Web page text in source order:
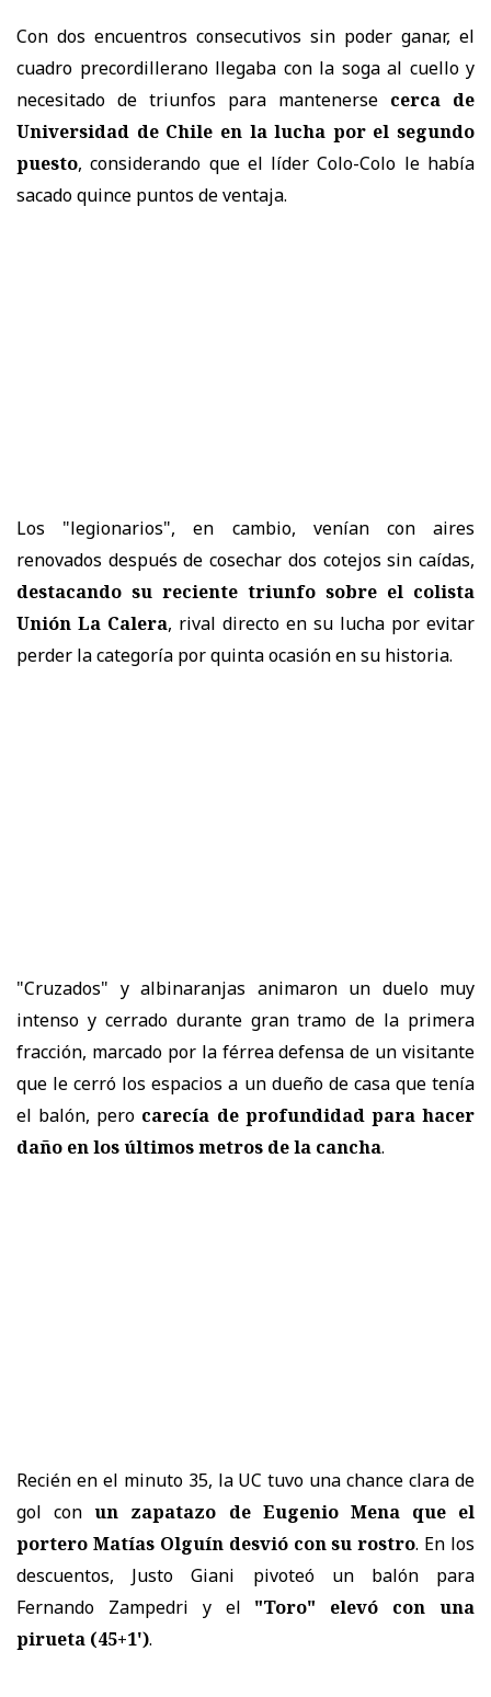
Con dos encuentros consecutivos sin poder ganar, el
cuadro precordillerano llegaba con la soga al cuello y
necesitado de triunfos para mantenerse cerca de
Universidad de Chile en la lucha por el segundo
puesto, considerando que el líder Colo-Colo le había
sacado quince puntos de ventaja.
Los "legionarios", en cambio, venían con aires
renovados después de cosechar dos cotejos sin caídas,
destacando su reciente triunfo sobre el colista
Unión La Calera, rival directo en su lucha por evitar
perder la categoría por quinta ocasión en su historia.
"Cruzados" y albinaranjas animaron un duelo muy
intenso y cerrado durante gran tramo de la primera
fracción, marcado por la férrea defensa de un visitante
que le cerró los espacios a un dueño de casa que tenía
el balón, pero carecía de profundidad para hacer
daño en los últimos metros de la cancha.
Recién en el minuto 35, la UC tuvo una chance clara de
gol conun zapatazo de Eugenio Mena que el
portero Matías Olguín desvió con su rostro. En los
descuentos, Justo Giani pivoteó un balón para
Fernando Zampedri y el "Toro" elevó con una
pirueta (45+1').